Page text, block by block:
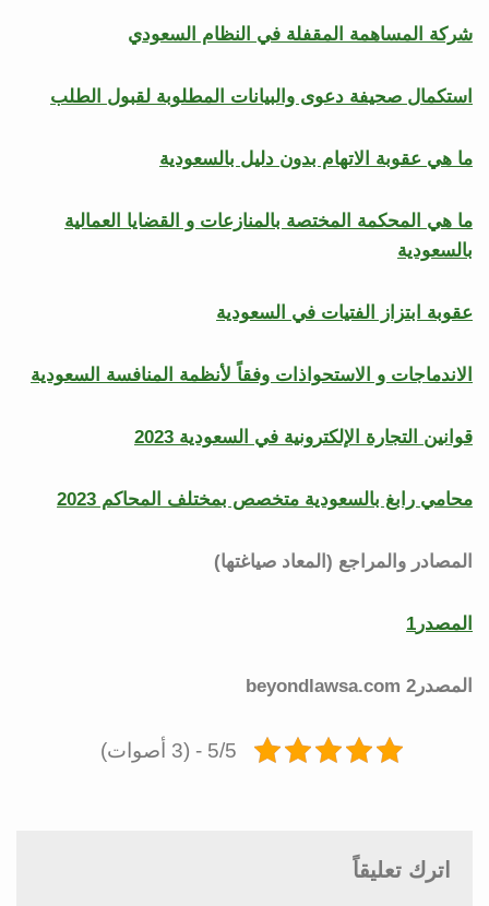
شركة المساهمة المقفلة في النظام السعودي
استكمال صحيفة دعوى والبيانات المطلوبة لقبول الطلب
ما هي عقوبة الاتهام بدون دليل بالسعودية
ما هي المحكمة المختصة بالمنازعات و القضايا العمالية
بالسعودية
عقوبة ابتزاز الفتيات في السعودية
الاندماجات و الاستحواذات وفقاً لأنظمة المنافسة السعودية
قوانين التجارة الإلكترونية في السعودية 2023
محامي رابغ بالسعودية متخصص بمختلف المحاكم 2023
المصادر والمراجع (المعاد صياغتها)
المصدر1
المصدر2 beyondlawsa.com
5/5 - (3 أصوات)
اترك تعليقاً